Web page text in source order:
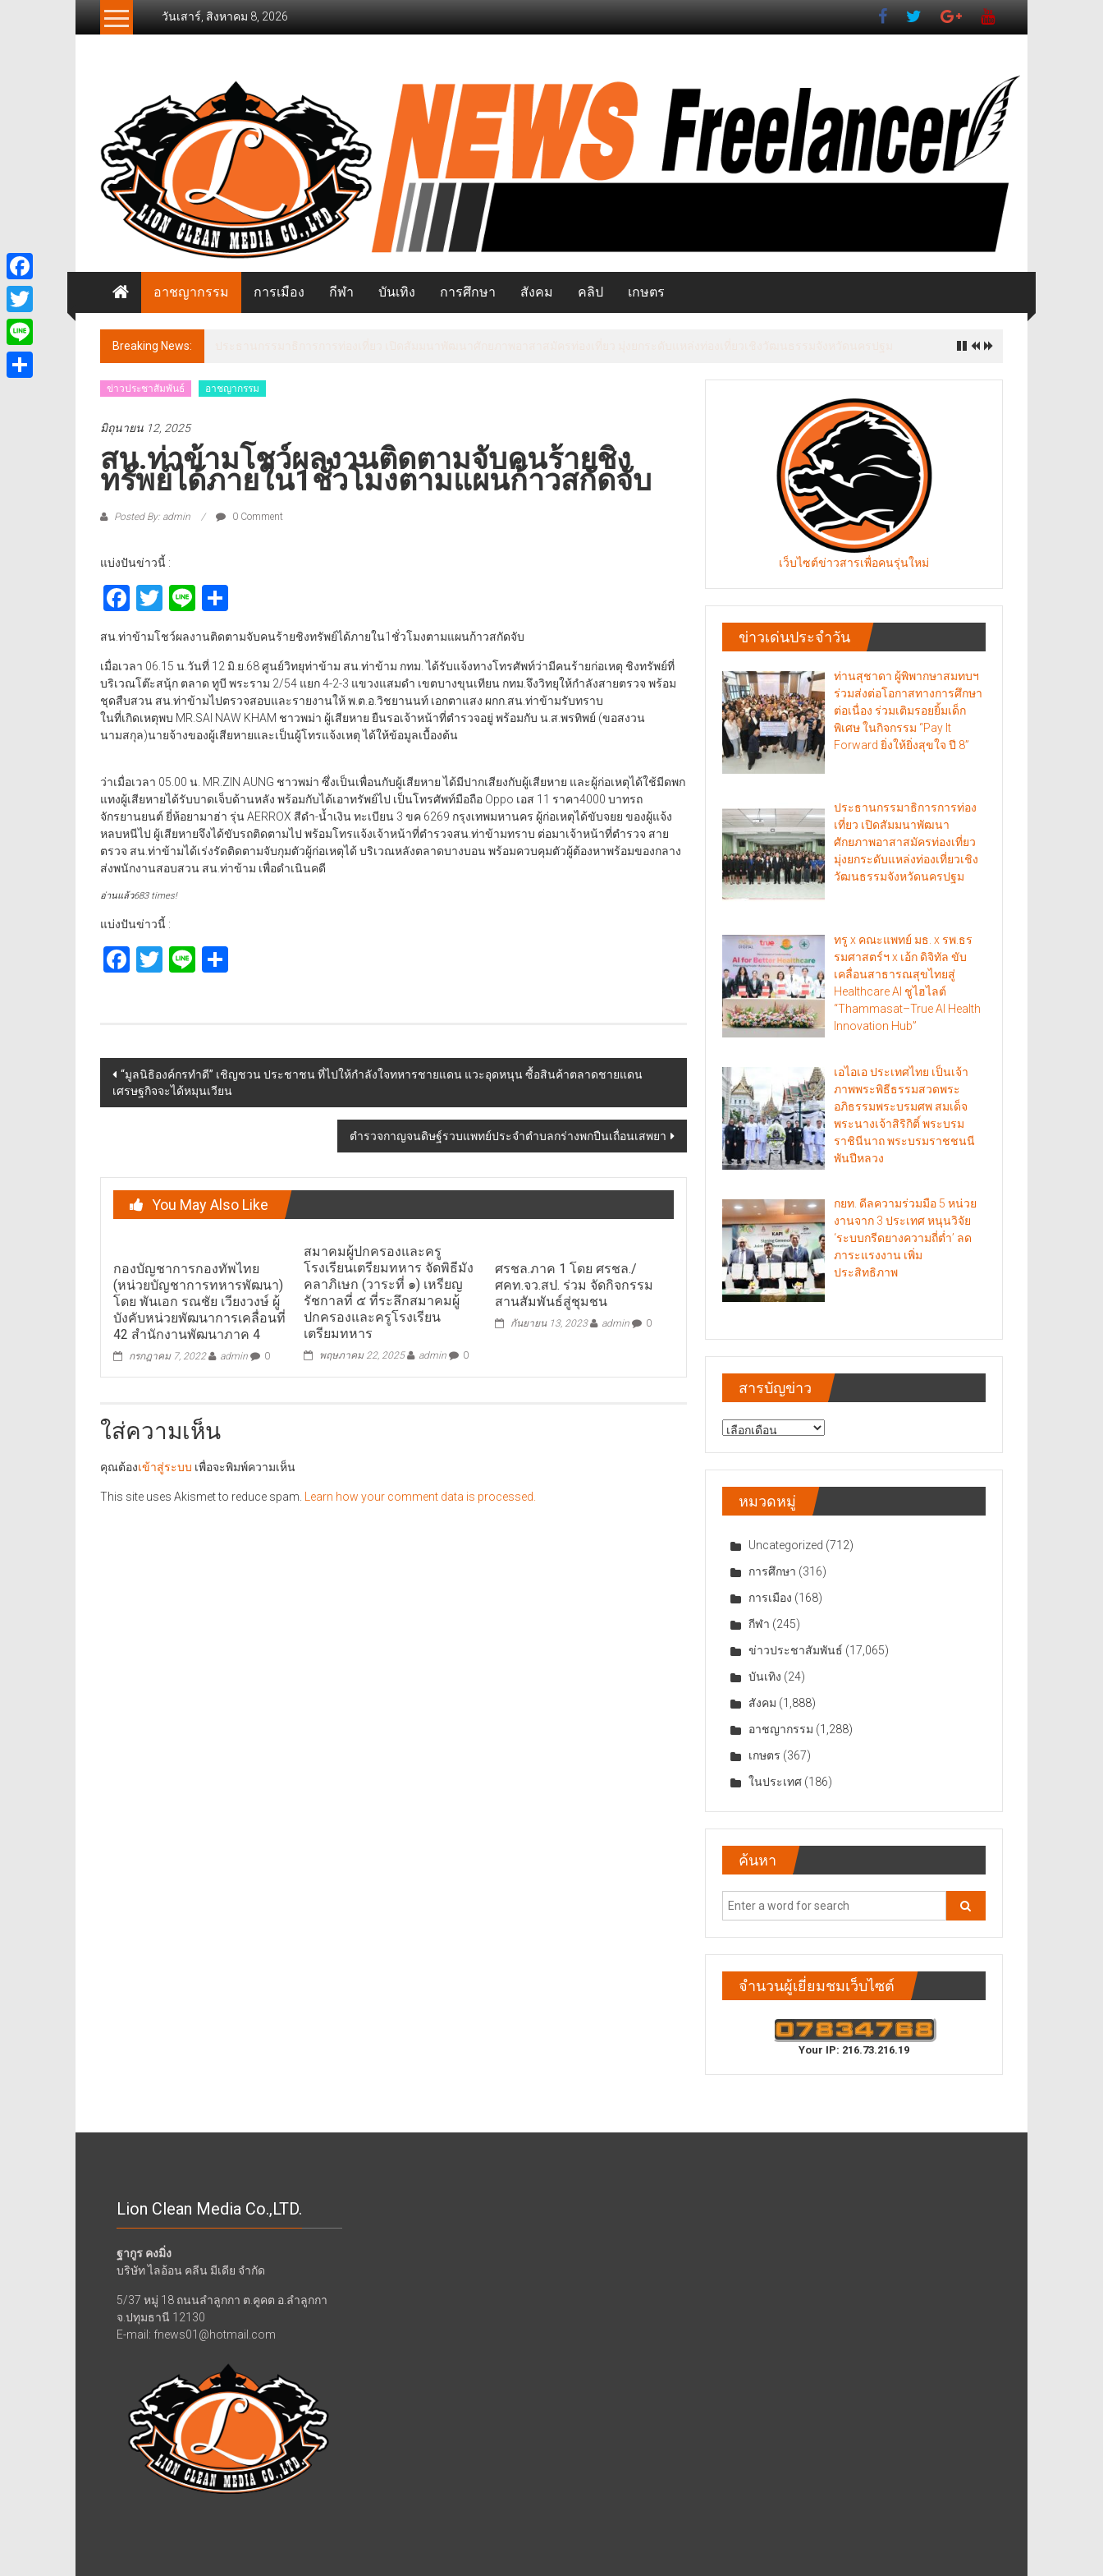
วันเสาร์, สิงหาคม 8, 2026
Freelancer
วส์
ฟรี
แลน
เซอร์
อาชญากรรม การเมือง กีฬา บันเทิง การศึกษา สังคม คลิป เกษตร
Breaking News:
ข่าวประชาสัมพันธ์ อาชญากรรม
มิถุนายน 12, 2025
สน.ท่าข้ามโชว์ผลงานติดตามจับคนร้ายชิง
ทรัพย์ได้ภายใน1ชั่วโมงตามแผนก้าวสกัดจับ
Posted By: admin 0 Comment
แบ่งปันข่าวนี้ :
Facebook
Twitter
Line
สน.ท่าข้ามโชว์ผลงานติดตามจับคนร้ายชิงทรัพย์ได้ภายใน1ชั่วโมงตามแผนก้าวสกัดจับ
เมื่อเวลา 06.15 น.วันที่ 12 มิ.ย.68 ศูนย์วิทยุท่าข้าม สน.ท่าข้าม กทม. ได้รับแจ้งทางโทรศัพท์ว่ามีคนร้ายก่อเหตุ ชิงทรัพย์ที่
บริเวณโต๊ะสนุ้ก ตลาด ทูบี พระราม 2/54 แยก 4-2-3 แขวงแสมดำ เขตบางขุนเทียน กทม.จึงวิทยุให้กำลังสายตรวจ พร้อม
ชุดสืบสวน สน.ท่าข้ามไปตรวจสอบและรายงานให้ พ.ต.อ.วิชยานนท์ เอกตาแสง ผกก.สน.ท่าข้ามรับทราบ
ในที่เกิดเหตุพบ MR.SAI NAW KHAM ชาวพม่า ผู้เสียหาย ยืนรอเจ้าหน้าที่ตำรวจอยู่ พร้อมกับ น.ส.พรทิพย์ (ขอสงวน
นามสกุล)นายจ้างของผู้เสียหายและเป็นผู้โทรแจ้งเหตุ ได้ให้ข้อมูลเบื้องต้น
ว่าเมื่อเวลา 05.00 น. MR.ZIN AUNG ชาวพม่า ซึ่งเป็นเพื่อนกับผู้เสียหาย ได้มีปากเสียงกับผู้เสียหาย และผู้ก่อเหตุได้ใช้มีดพก
แทงผู้เสียหายได้รับบาดเจ็บด้านหลัง พร้อมกับได้เอาทรัพย์ไป เป็นโทรศัพท์มือถือ Oppo เอส 11 ราคา4000 บาทรถ
จักรยานยนต์ ยี่ห้อยามาฮ่า รุ่น AERROX สีดำ-น้ำเงิน ทะเบียน 3 ขค 6269 กรุงเทพมหานคร ผู้ก่อเหตุได้ขับจยย ของผู้แจ้ง
หลบหนีไป ผู้เสียหายจึงได้ขับรถติดตามไป พร้อมโทรแจ้งเจ้าหน้าที่ตำรวจสน.ท่าข้ามทราบ ต่อมาเจ้าหน้าที่ตำรวจ สาย
ตรวจ สน.ท่าข้ามได้เร่งรัดติดตามจับกุมตัวผู้ก่อเหตุได้ บริเวณหลังตลาดบางบอน พร้อมควบคุมตัวผู้ต้องหาพร้อมของกลาง
ส่งพนักงานสอบสวน สน.ท่าข้าม เพื่อดำเนินคดี
อ่านแล้ว683 times!
แบ่งปันข่าวนี้ :
Facebook
Twitter
Line
Post
navigation
“มูลนิธิองค์กรทำดี” เชิญชวน ประชาชน ที่ไปให้กำลังใจทหารชายแดน แวะอุดหนุน ซื้อสินค้าตลาดชายแดน
เศรษฐกิจจะได้หมุนเวียน
ตำรวจกาญจนดิษฐ์รวบแพทย์ประจำตำบลกร่างพกปืนเถื่อนเสพยา
You May Also Like
กองบัญชาการกองทัพไทย
(หน่วยบัญชาการทหารพัฒนา)
โดย พันเอก รณชัย เวียงวงษ์ ผู้
บังคับหน่วยพัฒนาการเคลื่อนที่
42 สำนักงานพัฒนาภาค 4
กรกฎาคม 7, 2022 admin 0
สมาคมผู้ปกครองและครู
โรงเรียนเตรียมทหาร จัดพิธีมัง
คลาภิเษก (วาระที่ ๑) เหรียญ
รัชกาลที่ ๕ ที่ระลึกสมาคมผู้
ปกครองและครูโรงเรียน
เตรียมทหาร
พฤษภาคม 22, 2025 admin 0
ศรชล.ภาค 1 โดย ศรชล./
ศคท.จว.สป. ร่วม จัดกิจกรรม
สานสัมพันธ์สู่ชุมชน
กันยายน 13, 2023 admin 0
ใส่ความเห็น
คุณต้องเข้าสู่ระบบ เพื่อจะพิมพ์ความเห็น
This site uses Akismet to reduce spam. Learn how your comment data is processed.
เว็บไซต์ข่าวสารเพื่อคนรุ่นใหม่
ข่าวเด่นประจำวัน
ท่านสุชาดา ผู้พิพากษาสมทบฯ
ร่วมส่งต่อโอกาสทางการศึกษา
ต่อเนื่อง ร่วมเติมรอยยิ้มเด็ก
พิเศษ ในกิจกรรม “Pay It
Forward ยิ่งให้ยิ่งสุขใจ ปี 8”
ประธานกรรมาธิการการท่อง
เที่ยว เปิดสัมมนาพัฒนา
ศักยภาพอาสาสมัครท่องเที่ยว
มุ่งยกระดับแหล่งท่องเที่ยวเชิง
วัฒนธรรมจังหวัดนครปฐม
ทรู x คณะแพทย์ มธ. x รพ.ธร
รมศาสตร์ฯ x เอ้ก ดิจิทัล ขับ
เคลื่อนสาธารณสุขไทยสู่
Healthcare AI ชูไฮไลต์
“Thammasat–True AI Health
Innovation Hub”
เอไอเอ ประเทศไทย เป็นเจ้า
ภาพพระพิธีธรรมสวดพระ
อภิธรรมพระบรมศพ สมเด็จ
พระนางเจ้าสิริกิติ์ พระบรม
ราชินีนาถ พระบรมราชชนนี
พันปีหลวง
กยท. ดีลความร่วมมือ 5 หน่วย
งานจาก 3 ประเทศ หนุนวิจัย
‘ระบบกรีดยางความถี่ต่ำ’ ลด
ภาระแรงงาน เพิ่ม
ประสิทธิภาพ
สารบัญข่าว
สารบัญ
หมวดหมู่
Uncategorized (712)
การศึกษา (316)
การเมือง (168)
กีฬา (245)
ข่าวประชาสัมพันธ์ (17,065)
บันเทิง (24)
สังคม (1,888)
อาชญากรรม (1,288)
เกษตร (367)
ในประเทศ (186)
ค้นหา
จำนวนผู้เยี่ยมชมเว็บไซต์
Your IP: 216.73.216.19
Lion Clean Media Co.,LTD.
ฐากูร คงมิ่ง
บริษัท ไลอ้อน คลีน มีเดีย จำกัด
5/37 หมู่ 18 ถนนลำลูกกา ต.คูคต อ.ลำลูกกา
จ.ปทุมธานี 12130
E-mail: fnews01@hotmail.com
Facebook
Twitter
Line